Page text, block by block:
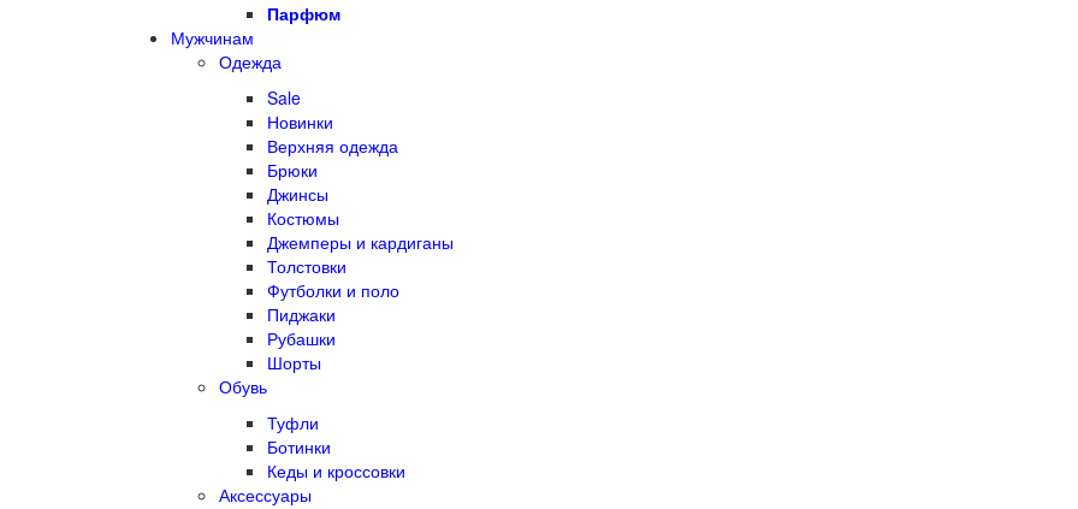
Парфюм
Мужчинам
Одежда
Sale
Новинки
Верхняя одежда
Брюки
Джинсы
Костюмы
Джемперы и кардиганы
Толстовки
Футболки и поло
Пиджаки
Рубашки
Шорты
Обувь
Туфли
Ботинки
Кеды и кроссовки
Аксессуары